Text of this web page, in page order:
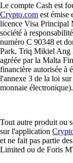
Le compte Cash est
Crypto.com est émise
licence Visa Principal
société à
numéro C 90348 et
Park, Triq Mikiel Ang
agréée par la Malta
financière autorisée à
l'annexe 3 de la loi
monnaie électronique).
Tout autre produit ou
sur l'application
et ne fait pas partie
Limited ou de Foris